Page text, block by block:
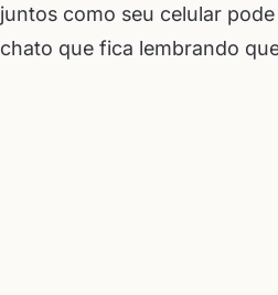
juntos como seu celular
chato que fica lembrando